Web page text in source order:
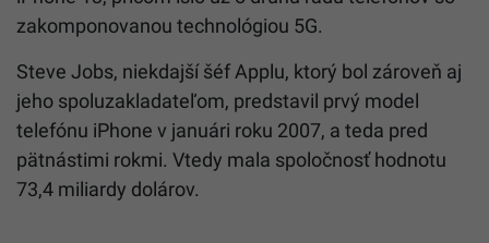
zakomponovanou technológiou 5G.
Steve Jobs, niekdajší šéf Applu, ktorý bol zároveň aj
jeho spoluzakladateľom, predstavil prvý model
telefónu iPhone v januári roku 2007, a teda pred
pätnástimi rokmi. Vtedy mala spoločnosť hodnotu
73,4 miliardy dolárov.